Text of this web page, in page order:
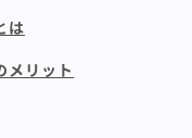
は
メリット